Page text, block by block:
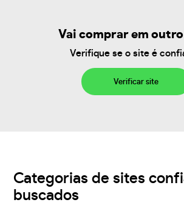
Vai comprar em
Verifique se o site é
Verificar site
Categorias de sites
buscados